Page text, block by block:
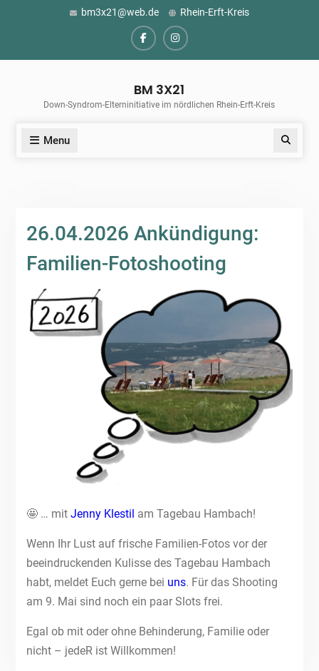
bm3x21@web.de Rhein-Erft-Kreis
FacebookInstagram
BM 3X21
Down-Syndrom-Elterninitiative im nördlichen Rhein-Erft-Kreis
Menu Search
26.04.2026 Ankündigung:
Familien-Fotoshooting
🤩 … mit Jenny Klestil am Tagebau Hambach!
Wenn Ihr Lust auf frische Familien-Fotos vor der
beeindruckenden Kulisse des Tagebau Hambach
habt, meldet Euch gerne bei uns. Für das Shooting
am 9. Mai sind noch ein paar Slots frei.
Egal ob mit oder ohne Behinderung, Familie oder
nicht – jedeR ist Willkommen!